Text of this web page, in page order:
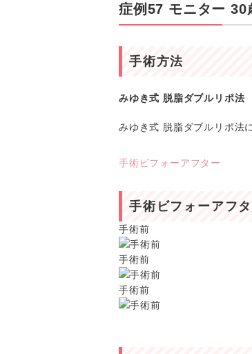
症例57 モニター 30
手術方法
みゆき式 脱脂ダブルリポ法
みゆき式 脱脂ダブルリポ法
手術ビフォーアフター
手術ビフォーアフ
手術前
手術前
手術前